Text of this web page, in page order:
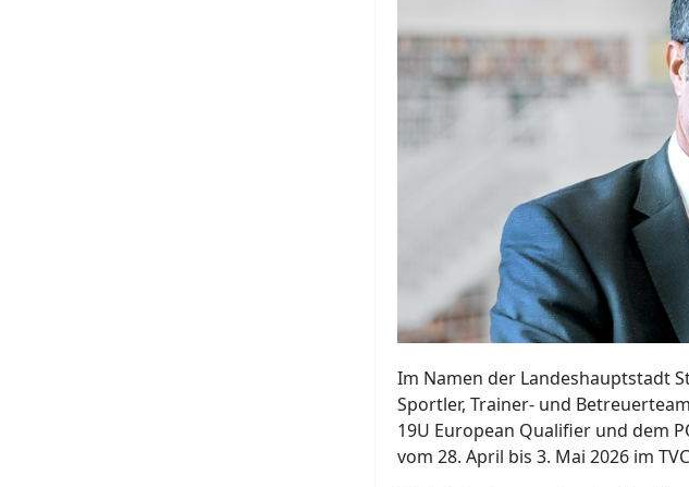
Im Namen der Landeshauptstadt
Sportler, Trainer- und
19U European Qualifier und dem
vom 28. April bis 3. Mai 2026 im